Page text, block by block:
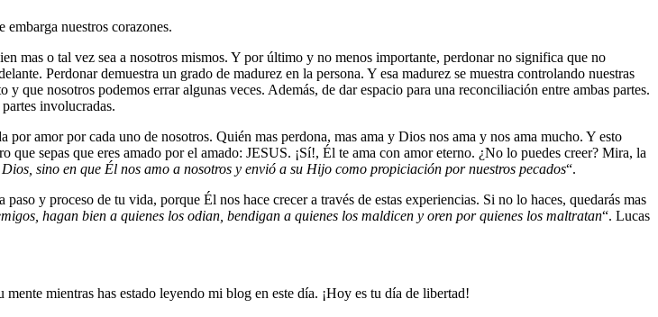
nuestros corazones.
mas o tal vez sea a nosotros mismos. Y por último y no menos importante, perdonar no significa que no
Perdonar demuestra un grado de madurez en la persona. Y esa madurez se muestra controlando nuestras
que nosotros podemos errar algunas veces. Además, de dar espacio para una reconciliación entre ambas partes.
involucradas.
amor por cada uno de nosotros. Quién mas perdona, mas ama y Dios nos ama y nos ama mucho. Y esto
sepas que eres amado por el amado: JESUS. ¡Sí!, Él te ama con amor eterno. ¿No lo puedes creer? Mira, la
sino en que Él nos amo a nosotros y envió a su Hijo como propiciación por nuestros pecados“.
y proceso de tu vida, porque Él nos hace crecer a través de estas experiencias. Si no lo haces, quedarás mas
hagan bien a quienes los odian, bendigan a quienes los maldicen y oren por quienes los maltratan“. Lucas
mientras has estado leyendo mi blog en este día. ¡Hoy es tu día de libertad!